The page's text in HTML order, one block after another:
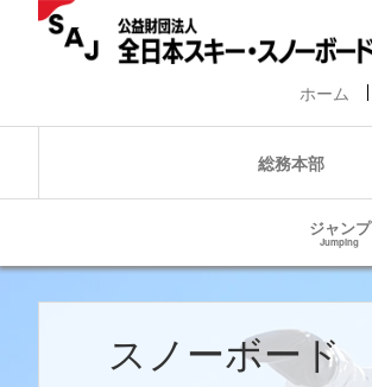
ホーム
総務本部
ジャンプ
Jumping
スノーボード